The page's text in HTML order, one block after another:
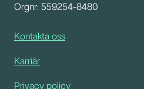
Orgnr: 559254-8480
Kontakta oss
Karriär
Privacy policy